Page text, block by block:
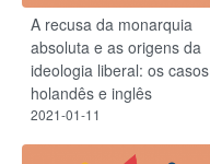
A recusa da monarquia
absoluta e as origens da
ideologia liberal: os casos
holandês e inglês
2021-01-11